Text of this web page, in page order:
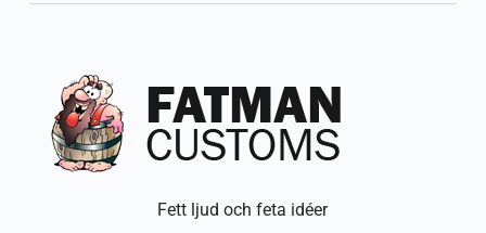
Fett ljud och feta idéer